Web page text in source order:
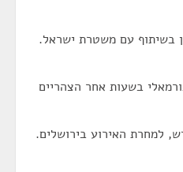
בשיתוף עם משטרת ישראל.
בשעות אחר הצהריים
שיצאו ב-23 לחודש, למחרת האירוע בירושלים.